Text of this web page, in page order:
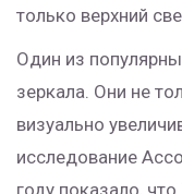
только верхний
Один из
зеркала. Они не
визуально
исследование